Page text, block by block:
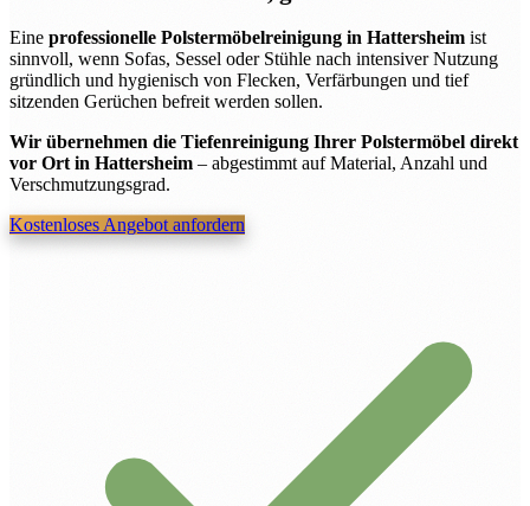
Eine professionelle Polstermöbelreinigung in Hattersheim ist
sinnvoll, wenn Sofas, Sessel oder Stühle nach intensiver Nutzung
gründlich und hygienisch von Flecken, Verfärbungen und tief
sitzenden Gerüchen befreit werden sollen.
Wir übernehmen die Tiefenreinigung Ihrer Polstermöbel direkt
vor Ort in Hattersheim– abgestimmt auf Material, Anzahl und
Verschmutzungsgrad.
Kostenloses Angebot anfordern